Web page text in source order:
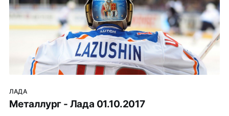
ЛАДА
Металлург - Лада 01.10.2017